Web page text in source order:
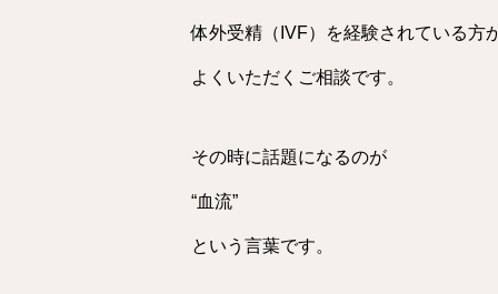
体外受精（IVF）を経験されている方
よくいただくご相談です。
その時に話題になるのが
“血流”
という言葉です。